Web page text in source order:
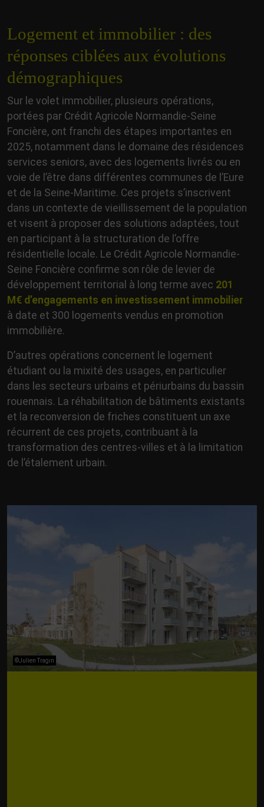
Logement et immobilier : des
réponses ciblées aux évolutions
démographiques
Sur le volet immobilier, plusieurs opérations,
portées par Crédit Agricole Normandie-Seine
Foncière, ont franchi des étapes importantes en
2025, notamment dans le domaine des résidences
services seniors, avec des logements livrés ou en
voie de l’être dans différentes communes de l’Eure
et de la Seine-Maritime. Ces projets s’inscrivent
dans un contexte de vieillissement de la population
et visent à proposer des solutions adaptées, tout
en participant à la structuration de l’offre
résidentielle locale. Le Crédit Agricole Normandie-
Seine Foncière confirme son rôle de levier de
développement territorial à long terme avec 201
M€ d’engagements en investissement immobilier
à date et 300 logements vendus en promotion
immobilière.
D’autres opérations concernent le logement
étudiant ou la mixité des usages, en particulier
dans les secteurs urbains et périurbains du bassin
rouennais. La réhabilitation de bâtiments existants
et la reconversion de friches constituent un axe
récurrent de ces projets, contribuant à la
transformation des centres-villes et à la limitation
de l’étalement urbain.
©Julien Tragin